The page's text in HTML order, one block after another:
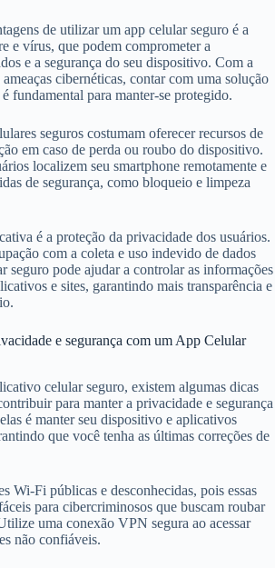
de utilizar um app celular seguro é a
e vírus, que podem comprometer a
e a segurança do seu dispositivo. Com a
cibernéticas, contar com uma solução
fundamental para manter-se protegido.
seguros costumam oferecer recursos de
em caso de perda ou roubo do dispositivo.
localizem seu smartphone remotamente e
de segurança, como bloqueio e limpeza
é a proteção da privacidade dos usuários.
com a coleta e uso indevido de dados
seguro pode ajudar a controlar as informações
e sites, garantindo mais transparência e
e segurança com um App Celular
celular seguro, existem algumas dicas
para manter a privacidade e segurança
é manter seu dispositivo e aplicativos
que você tenha as últimas correções de
Wi-Fi públicas e desconhecidas, pois essas
para cibercriminosos que buscam roubar
uma conexão VPN segura ao acessar
não confiáveis.